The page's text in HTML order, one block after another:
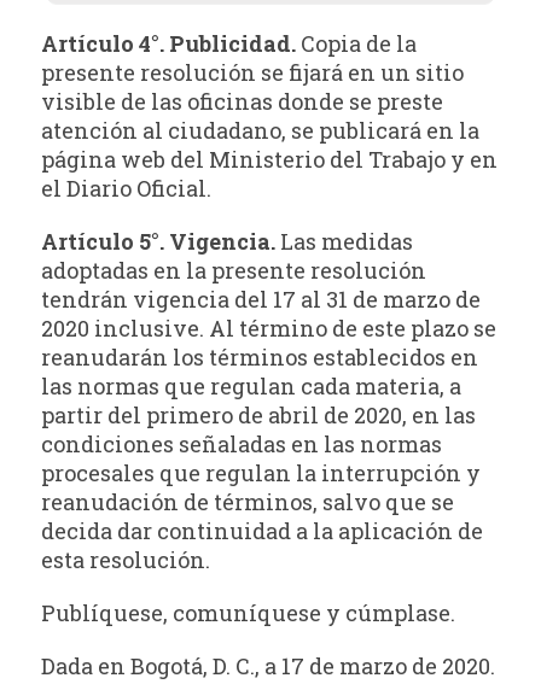
Artículo 4°. Publicidad. Copia de la
presente resolución se fijará en un sitio
visible de las oficinas donde se preste
atención al ciudadano, se publicará en la
página web del Ministerio del Trabajo y en
el Diario Oficial.
Artículo 5°. Vigencia. Las medidas
adoptadas en la presente resolución
tendrán vigencia del 17 al 31 de marzo de
2020 inclusive. Al término de este plazo se
reanudarán los términos establecidos en
las normas que regulan cada materia, a
partir del primero de abril de 2020, en las
condiciones señaladas en las normas
procesales que regulan la interrupción y
reanudación de términos, salvo que se
decida dar continuidad a la aplicación de
esta resolución.
Publíquese, comuníquese y cúmplase.
Dada en Bogotá, D. C., a 17 de marzo de 2020.